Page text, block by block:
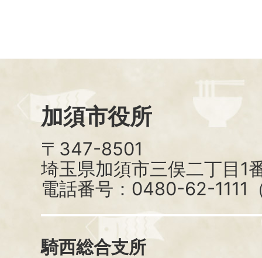
加須市役所
〒347-8501
埼玉県加須市三俣二丁目1
電話番号：0480-62-1111
騎西総合支所